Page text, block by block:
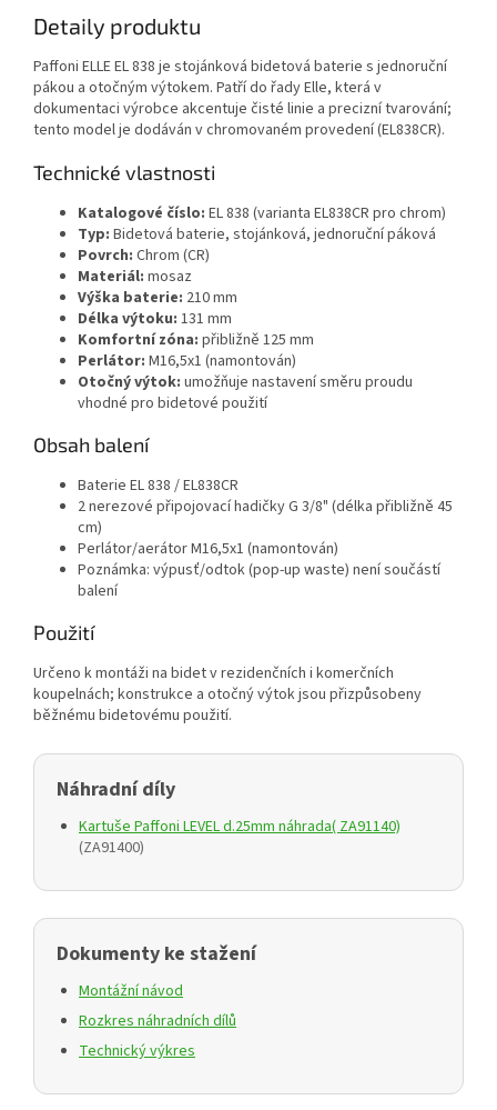
Detaily produktu
Paffoni ELLE EL 838 je stojánková bidetová baterie s jednoruční
pákou a otočným výtokem. Patří do řady Elle, která v
dokumentaci výrobce akcentuje čisté linie a precizní tvarování;
tento model je dodáván v chromovaném provedení (EL838CR).
Technické vlastnosti
Katalogové číslo: EL 838 (varianta EL838CR pro chrom)
Typ: Bidetová baterie, stojánková, jednoruční páková
Povrch: Chrom (CR)
Materiál: mosaz
Výška baterie: 210 mm
Délka výtoku: 131 mm
Komfortní zóna: přibližně 125 mm
Perlátor: M16,5x1 (namontován)
Otočný výtok: umožňuje nastavení směru proudu
vhodné pro bidetové použití
Obsah balení
Baterie EL 838 / EL838CR
2 nerezové připojovací hadičky G 3/8" (délka přibližně 45
cm)
Perlátor/aerátor M16,5x1 (namontován)
Poznámka: výpusť/odtok (pop-up waste) není součástí
balení
Použití
Určeno k montáži na bidet v rezidenčních i komerčních
koupelnách; konstrukce a otočný výtok jsou přizpůsobeny
běžnému bidetovému použití.
Náhradní díly
Kartuše Paffoni LEVEL d.25mm náhrada( ZA91140)
(ZA91400)
Dokumenty ke stažení
Montážní návod
Rozkres náhradních dílů
Technický výkres